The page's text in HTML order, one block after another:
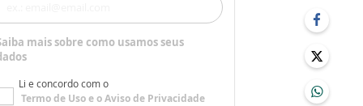
mais sobre como usamos seus
Li e concordo com o
Termo de Usoe oAviso de Privacidade